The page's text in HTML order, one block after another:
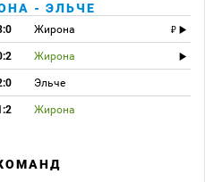
- ЭЛЬЧЕ
Жирона
Жирона
Эльче
Жирона